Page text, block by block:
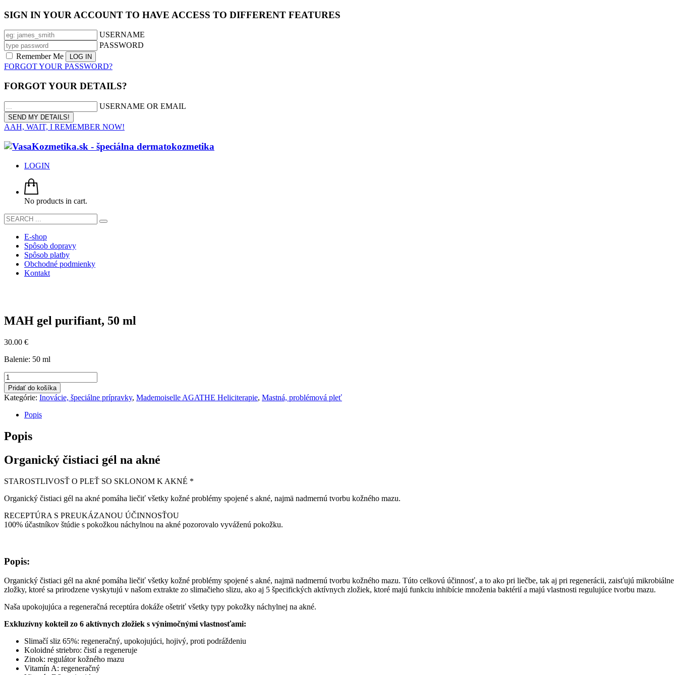
SIGN IN YOUR ACCOUNT TO HAVE ACCESS TO DIFFERENT FEATURES
USERNAME
PASSWORD
Remember Me
FORGOT YOUR PASSWORD?
FORGOT YOUR DETAILS?
USERNAME OR EMAIL
AAH, WAIT, I REMEMBER NOW!
LOGIN
No products in cart.
E-shop
Spôsob dopravy
Spôsob platby
Obchodné podmienky
Kontakt
MAH gel purifiant, 50 ml
30.00 €
Balenie: 50 ml
množstvo
MAH
gel
purifiant,
Pridať do košíka
Kategórie: Inovácie, špeciálne prípravky, Mademoiselle AGATHE Heliciterapie, Mastná, problémová pleť
Popis
Popis
Organický čistiaci gél na akné
STAROSTLIVOSŤ O PLEŤ SO SKLONOM K ​​AKNÉ *
Organický čistiaci gél na akné pomáha liečiť všetky kožné problémy spojené s akné, najmä nadmernú tvorbu kožného mazu.
RECEPTÚRA ​​S PREUKÁZANOU ÚČINNOSŤOU
100% účastníkov štúdie s pokožkou náchylnou na akné pozorovalo vyváženú pokožku.
Popis:
Organický čistiaci gél na akné pomáha liečiť všetky kožné problémy spojené s akné, najmä nadmernú tvorbu kožného mazu. Túto celkovú účinnosť, a to ako pri liečbe, tak aj pri regenerácii, zaisťujú mikrobiálne
zložky, ktoré sa prirodzene vyskytujú v našom extrakte zo slimačieho slizu, ako aj 5 špecifických aktívnych zložiek, ktoré majú funkciu inhibície množenia baktérií a majú vlastnosti regulujúce tvorbu mazu.
Naša upokojujúca a regeneračná receptúra dokáže ošetriť všetky typy pokožky náchylnej na akné.
Exkluzívny kokteil zo 6 aktívnych zložiek s výnimočnými vlastnosťami:
Slimačí sliz 65%: regeneračný, upokojujúci, hojivý, proti podráždeniu
Koloidné striebro: čistí a regeneruje
Zinok: regulátor kožného mazu
Vitamín A: regeneračný